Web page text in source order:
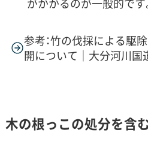
がかかるのが一般的です
参考：竹の伐採による駆
開について｜大分河川国
木の根っこの処分を含